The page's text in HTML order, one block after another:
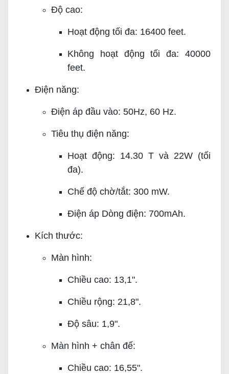
Độ cao:
Hoạt động tối đa: 16400 feet.
Không hoạt động tối đa: 40000
feet.
Điện năng:
Điện áp đầu vào: 50Hz, 60 Hz.
Tiêu thụ điện năng:
Hoạt động: 14.30 T và 22W (tối
đa).
Chế độ chờ/tắt: 300 mW.
Điện áp Dòng điện: 700mAh.
Kích thước:
Màn hình:
Chiều cao: 13,1".
Chiều rộng: 21,8".
Độ sâu: 1,9".
Màn hình + chân đế:
Chiều cao: 16,55".